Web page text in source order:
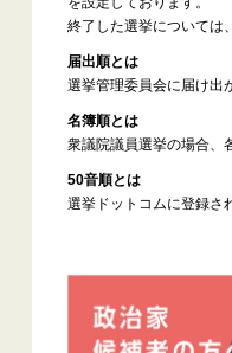
終了した選挙については
届出順とは
選挙管理委員会に届け出
名簿順とは
衆議院議員選挙の場合、
50音順とは
選挙ドットコムに登録さ